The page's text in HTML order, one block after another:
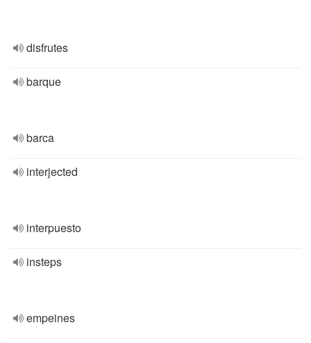
disfrutes
barque
barca
interjected
interpuesto
insteps
empeines